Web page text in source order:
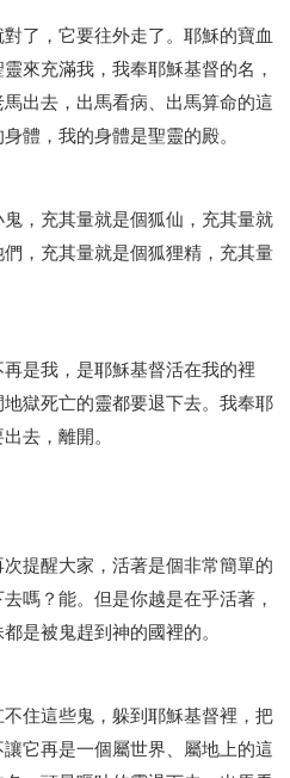
了，它要往外走了。耶穌的寶血
來充滿我，我奉耶穌基督的名，
出去，出馬看病、出馬算命的這
體，我的身體是聖靈的殿。
，充其量就是個狐仙，充其量就
，充其量就是個狐狸精，充其量
是我，是耶穌基督活在我的裡
獄死亡的靈都要退下去。我奉耶
去，離開。
提醒大家，活著是個非常簡單的
嗎？能。但是你越是在乎活著，
是被鬼趕到神的國裡的。
住這些鬼，躲到耶穌基督裡，把
它再是一個屬世界、屬地上的這